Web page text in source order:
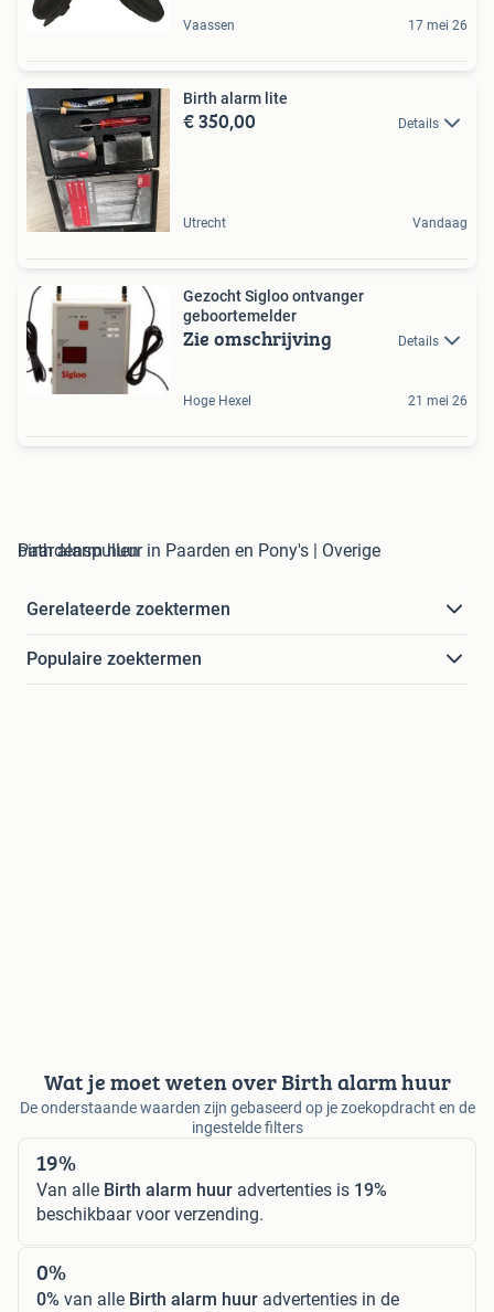
Vaassen 17 mei 26
Birth alarm lite
€ 350,00 Details
Utrecht Vandaag
Gezocht Sigloo ontvanger
geboortemelder
Zie omschrijving Details
Hoge Hexel 21 mei 26
birth alarm huur in Paarden en Pony's | Overige Paardenspullen
Gerelateerde zoektermen
Populaire zoektermen
Wat je moet weten over Birth alarm huur
De onderstaande waarden zijn gebaseerd op je zoekopdracht en de
ingestelde filters
19%
Van alle Birth alarm huur advertenties is 19%
beschikbaar voor verzending.
0%
0% van alle Birth alarm huur advertenties in de